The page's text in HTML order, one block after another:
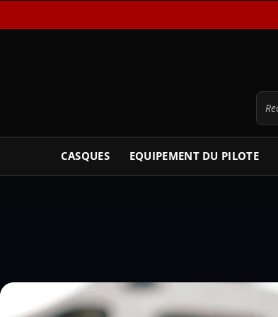
CASQUES EQUIPEMENT DU PILOTE